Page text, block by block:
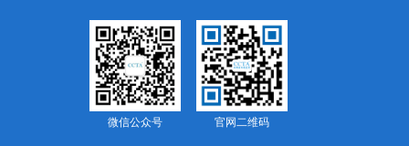
微信公众号 官网二维码